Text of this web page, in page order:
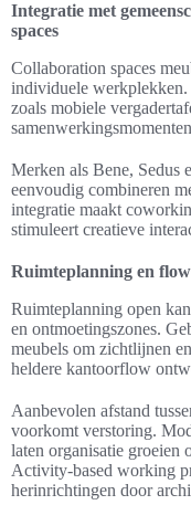
Integratie met
spaces
Collaboration spaces
individuele werkplekken.
zoals mobiele
Merken als Bene, Sedus
eenvoudig combineren
integratie maakt
stimuleert creatieve
Ruimteplanning en
Ruimteplanning open
en ontmoetingszones.
meubels om zichtlijnen
heldere kantoorflow
Aanbevolen afstand
voorkomt verstoring.
laten organisatie groeien
Activity-based working
herinrichtingen door